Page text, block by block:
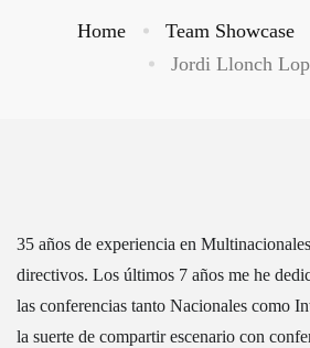
Home Team Showcase
Jordi Llonch
35 años de experiencia en
directivos. Los últimos 7 años me he
las conferencias tanto Nacionales como
la suerte de compartir escenario con